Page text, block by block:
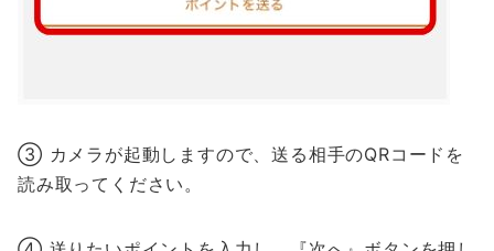
③ カメラが起動しますので、送る相手のQRコードを
読み取ってください。